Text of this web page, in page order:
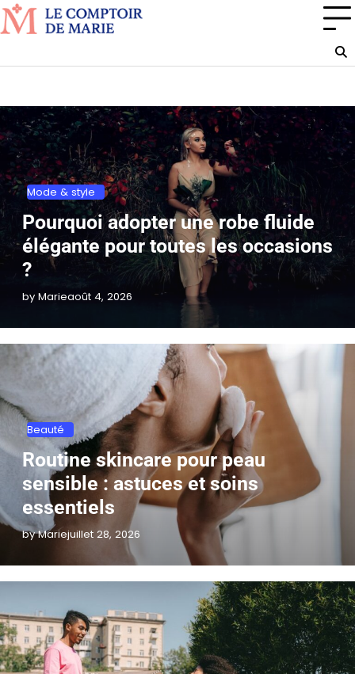
Skip
to
Mode & style
Pourquoi adopter une robe fluide
élégante pour toutes les occasions
?
by Marieaoût 4, 2026
Beauté
Routine skincare pour peau
sensible : astuces et soins
essentiels
by Mariejuillet 28, 2026